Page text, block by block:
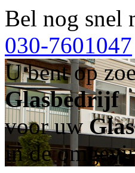
Bel nog snel
030-7601047
U bent op
Glasbedrijf
voor uw
in de